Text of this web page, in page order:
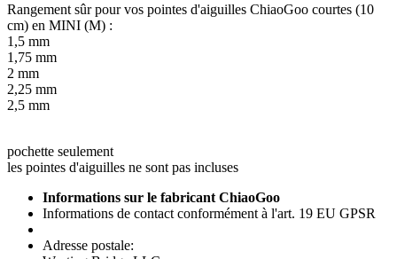
Rangement sûr pour vos pointes d'aiguilles ChiaoGoo courtes (10
cm) en MINI (M) :
1,5 mm
1,75 mm
2 mm
2,25 mm
2,5 mm
pochette seulement
les pointes d'aiguilles ne sont pas incluses
Informations sur le fabricant ChiaoGoo
Informations de contact conformément à l'art. 19 EU GPSR
Adresse postale: